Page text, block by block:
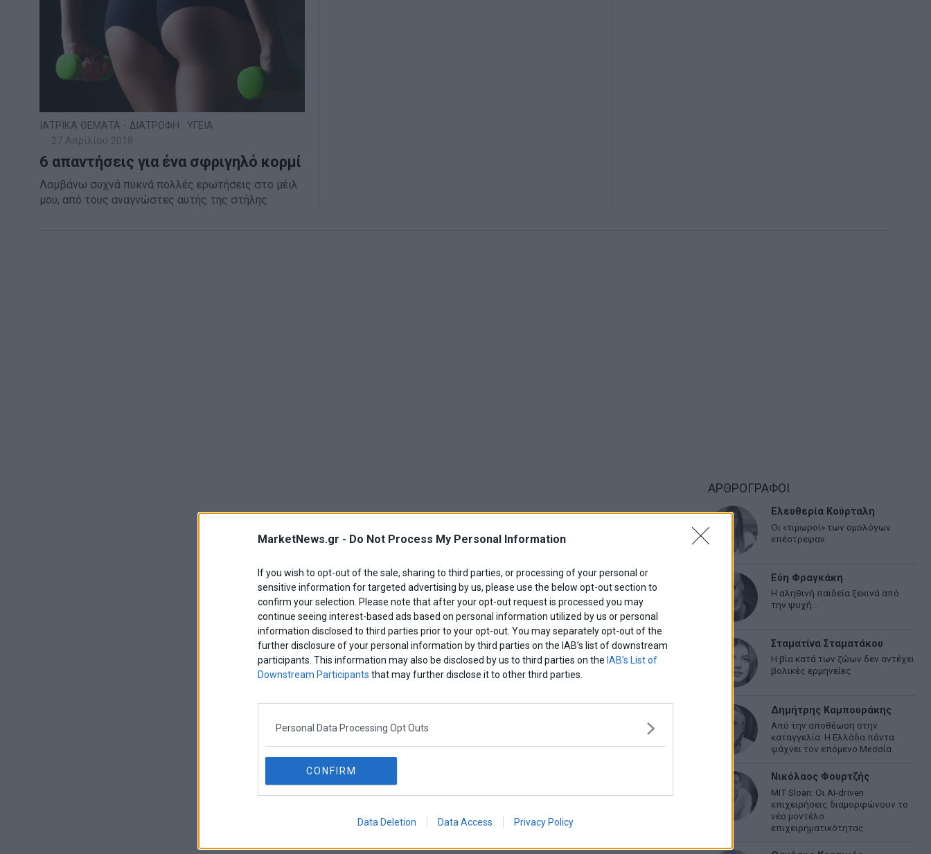
MarketNews.gr - Do Not Process My Personal Information
If you wish to opt-out of the sale, sharing to third parties, or processing of your personal or
sensitive information for targeted advertising by us, please use the below opt-out section to
confirm your selection. Please note that after your opt-out request is processed you may
continue seeing interest-based ads based on personal information utilized by us or personal
information disclosed to third parties prior to your opt-out. You may separately opt-out of the
further disclosure of your personal information by third parties on the IAB’s list of downstream
participants. This information may also be disclosed by us to third parties on the IAB’s List of
Downstream Participants that may further disclose it to other third parties.
Personal Data Processing Opt Outs
CONFIRM
Data Deletion Data Access Privacy Policy
ΙΑΤΡΙΚΑ ΘΕΜΑΤΑ - ΔΙΑΤΡΟΦΗ
ΥΓΕΙΑ
27 Απριλίου 2018
6 απαντήσεις για ένα σφριγηλό κορμί
Λαμβάνω συχνά πυκνά πολλές ερωτήσεις στο μέιλ
μου, από τους αναγνώστες αυτής της στήλης
ΑΡΘΡΟΓΡΑΦΟΙ
Ελευθερία Κούρταλη
Οι «τιμωροί» των ομολόγων
επέστρεψαν
Εύη Φραγκάκη
Η αληθινή παιδεία ξεκινά από
την ψυχή…
Σταματίνα Σταματάκου
Η βία κατά των ζώων δεν αντέχει
βολικές ερμηνείες
Δημήτρης Καμπουράκης
Από την αποθέωση στην
καταγγελία: Η Ελλάδα πάντα
ψάχνει τον επόμενο Μεσσία
Νικόλαος Φουρτζής
MIT Sloan: Οι AI-driven
επιχειρήσεις διαμορφώνουν το
νέο μοντέλο
επιχειρηματικότητας